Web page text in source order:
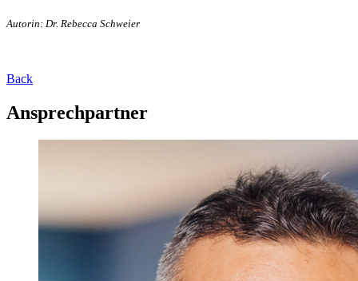
Autorin: Dr. Rebecca Schweier
Back
Ansprechpartner